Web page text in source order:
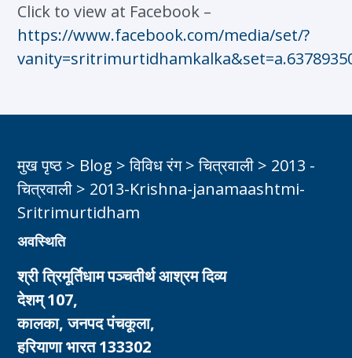
Click to view at Facebook –
https://www.facebook.com/media/set/?
मुख पृष्ठ > Blog >विविध रंग>चित्रवाली > 2013 -
चित्रवाली > 2013-Krishna-janamaashtmi-
Sritrimurtidham
अवस्थिति
श्री त्रिमूर्तिधाम पञ्चतीर्थ आश्रम दिव्य
देशम् 107,
कालका, जनपद पंचकूला,
हरियाणा भारत 133302